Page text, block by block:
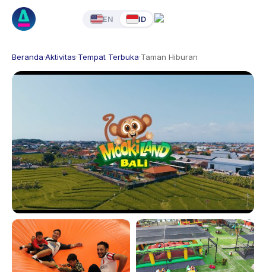
EN ID
Beranda·Aktivitas·Tempat Terbuka·Taman Hiburan